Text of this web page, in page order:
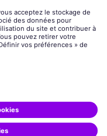
Siemens AG.